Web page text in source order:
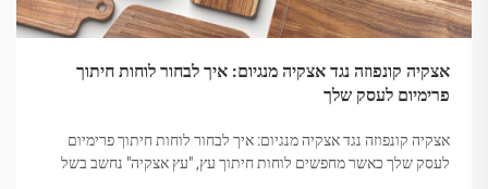
אצקיה קונפוזה נגד אצקיה מנגיום: איך לבחור לוחות חיתוך
פרימיום לעסק שלך
אצקיה קונפוזה נגד אצקיה מנגיום: איך לבחור לוחות חיתוך פרימיום
לעסק שלך כאשר מחפשים לוחות חיתוך עץ, "עץ אצקיה" נחשב בשל